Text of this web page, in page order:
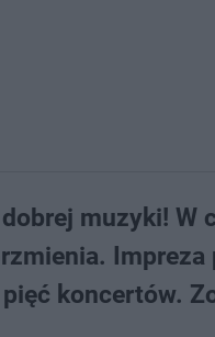
muzyki! W
koncertów.